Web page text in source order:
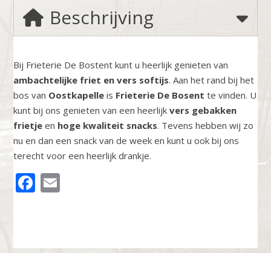
Beschrijving
Bij Frieterie De Bostent kunt u heerlijk genieten van
ambachtelijke friet en vers softijs. Aan het rand bij het
bos van Oostkapelleis Frieterie De Bosent te vinden. U
kunt bij ons genieten van een heerlijk vers gebakken
frietjeen hoge kwaliteit snacks. Tevens hebben wij zo
nu en dan een snack van de week en kunt u ook bij ons
terecht voor een heerlijk drankje.
FACEBOOK
EMAIL